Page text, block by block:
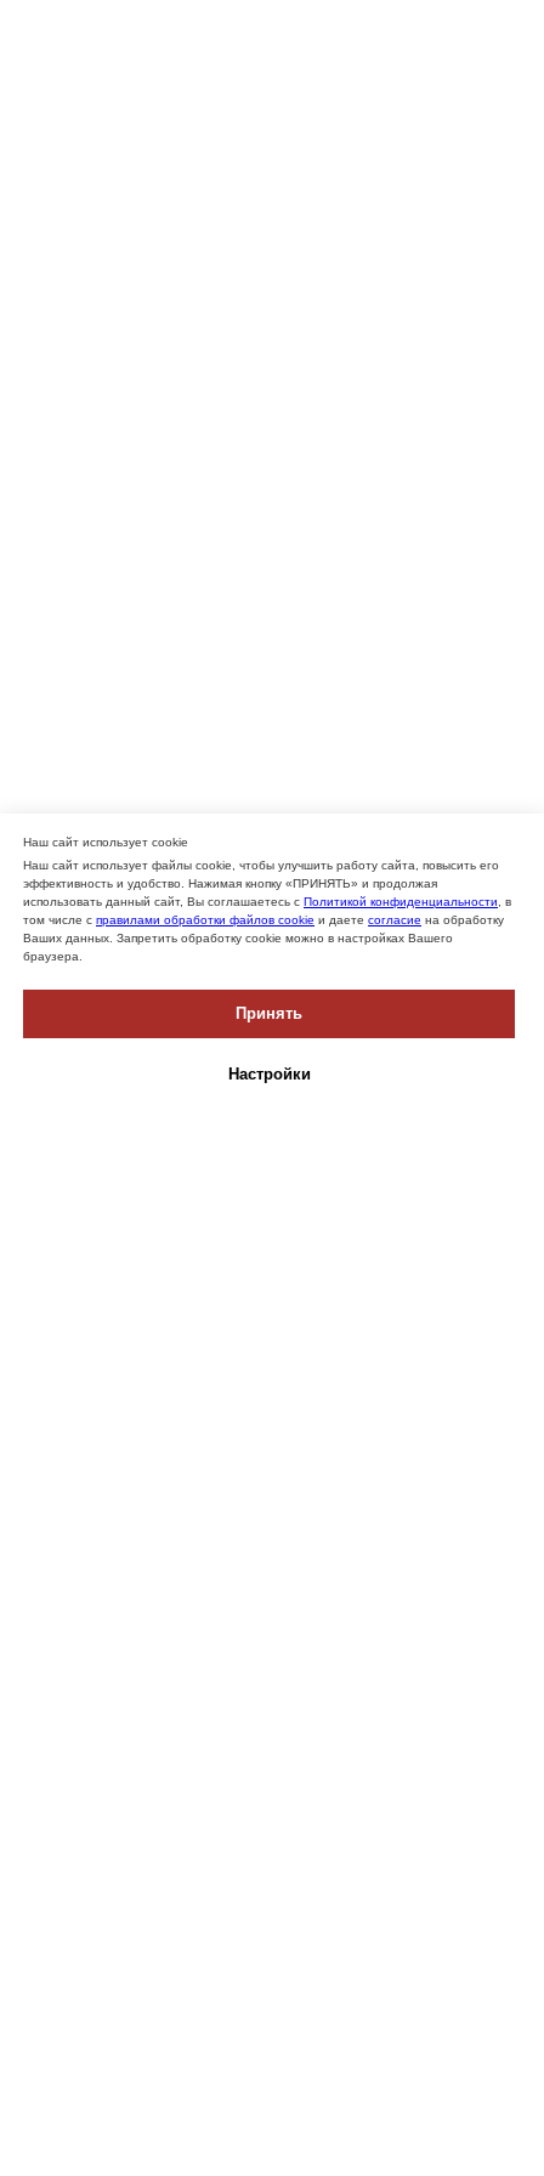
Наш сайт использует cookie
Наш сайт использует файлы cookie, чтобы улучшить работу сайта, повысить его
эффективность и удобство. Нажимая кнопку «ПРИНЯТЬ» и продолжая
использовать данный сайт, Вы соглашаетесь с Политикой конфиденциальности, в
том числе с правилами обработки файлов cookie и даете согласие на обработку
Ваших данных. Запретить обработку cookie можно в настройках Вашего
браузера.
Принять
Настройки